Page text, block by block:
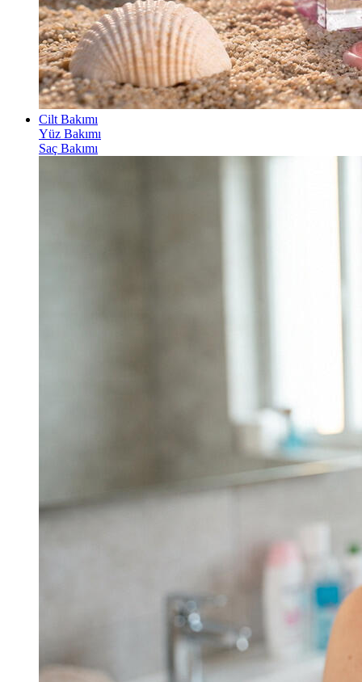
Cilt Bakımı
Yüz Bakımı
Saç Bakımı